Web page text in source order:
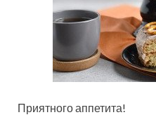
Приятного аппетита!